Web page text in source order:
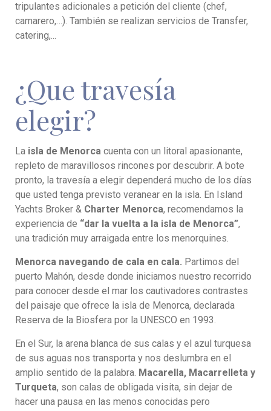
tripulantes adicionales a petición del cliente (chef,
camarero,…). También se realizan servicios de Transfer,
catering,...
¿Que travesía
elegir?
La isla de Menorca cuenta con un litoral apasionante,
repleto de maravillosos rincones por descubrir. A bote
pronto, la travesía a elegir dependerá mucho de los días
que usted tenga previsto veranear en la isla. En Island
Yachts Broker & Charter Menorca, recomendamos la
experiencia de “dar la vuelta a la isla de Menorca”,
una tradición muy arraigada entre los menorquines.
Menorca navegando de cala en cala. Partimos del
puerto Mahón, desde donde iniciamos nuestro recorrido
para conocer desde el mar los cautivadores contrastes
del paisaje que ofrece la isla de Menorca, declarada
Reserva de la Biosfera por la UNESCO en 1993.
En el Sur, la arena blanca de sus calas y el azul turquesa
de sus aguas nos transporta y nos deslumbra en el
amplio sentido de la palabra. Macarella, Macarrelleta y
Turqueta, son calas de obligada visita, sin dejar de
hacer una pausa en las menos conocidas pero